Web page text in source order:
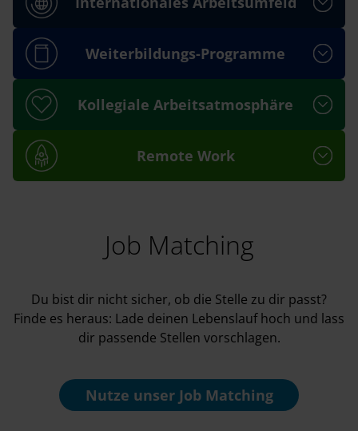
Weiterbildungs-Programme
Kollegiale Arbeitsatmosphäre
Remote Work
Job Matching
Du bist dir nicht sicher, ob die Stelle zu dir passt?
Finde es heraus: Lade deinen Lebenslauf hoch und lass
dir passende Stellen vorschlagen.
Nutze unserJob Matching